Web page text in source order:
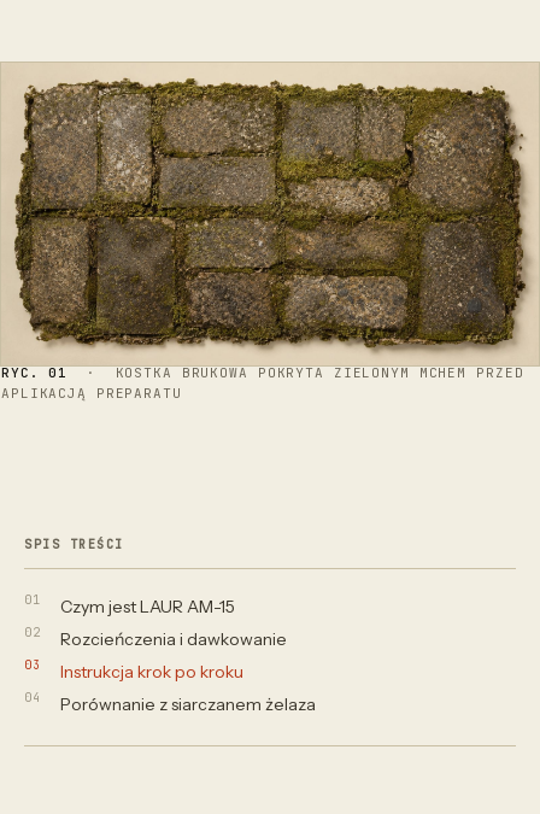
RYC. 01· KOSTKA BRUKOWA POKRYTA ZIELONYM MCHEM PRZED
APLIKACJĄ PREPARATU
SPIS TREŚCI
Czym jest LAUR AM-15
Rozcieńczenia i dawkowanie
Instrukcja krok po kroku
Porównanie z siarczanem żelaza